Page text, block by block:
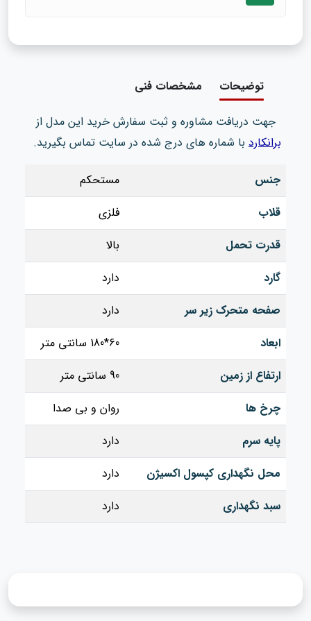
توضیحات مشخصات فنی
جهت دریافت مشاوره و ثبت سفارش خرید این مدل از
برانکارد با شماره های درج شده در سایت تماس بگیرید.
جنس
مستحکم
قلاب
فلزی
قدرت تحمل
بالا
گارد
دارد
صفحه متحرک زیر سر
دارد
ابعاد
60*180 سانتی متر
ارتفاع از زمین
90 سانتی متر
چرخ‌ ها
روان و بی‌ صدا
پایه سرم
دارد
محل نگهداری کپسول اکسیژن
دارد
سبد نگهداری
دارد